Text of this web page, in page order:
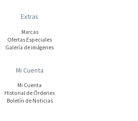
Extras
Marcas
Ofertas Especiales
Galería de imágenes
Mi Cuenta
Mi Cuenta
Historial de Órdenes
Boletín de Noticias